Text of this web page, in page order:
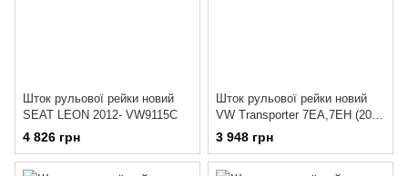
Шток рульової рейки новий
SEAT LEON 2012- VW9115C
4 826 грн
Шток рульової рейки новий
VW Transporter 7EA,7EH (2010
- 2015)
3 948 грн